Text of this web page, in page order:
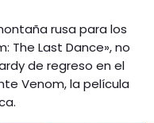
rusa para los
The Last Dance», no
de regreso en el
Venom, la película